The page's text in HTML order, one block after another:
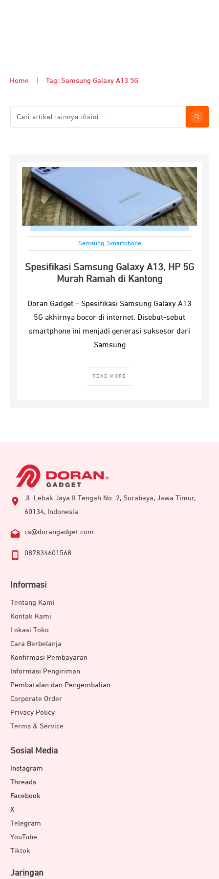
Home Tag: Samsung Galaxy A13 5G
Samsung, Smartphone
Spesifikasi Samsung Galaxy A13, HP 5G
Murah Ramah di Kantong
Doran Gadget – Spesifikasi Samsung Galaxy A13
5G akhirnya bocor di internet. Disebut-sebut
smartphone ini menjadi generasi suksesor dari
Samsung
READ MORE
Jl. Lebak Jaya II Tengah No. 2, Surabaya, Jawa Timur,
60134, Indonesia
cs@dorangadget.com
087834601568
Informasi
Tentang Kami
Kontak Kami
Lokasi Toko
Cara Berbelanja
Konfirmasi Pembayaran
Informasi Pengiriman
Pembatalan dan Pengembalian
Corporate Order
Privacy Policy
Terms & Service
Sosial Media
Instagram
Threads
Facebook
X
Telegram
YouTube
Tiktok
Jaringan